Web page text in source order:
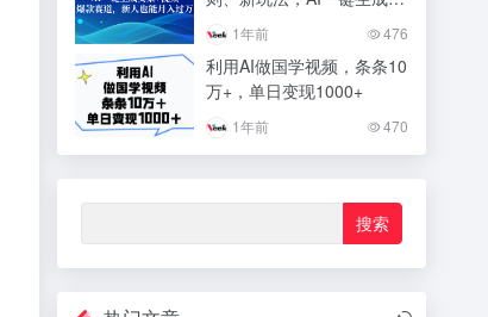
案+视频，爆款赛道，新人
也能月入过万
1年前 476
利用AI做国学视频，条条10
万+，单日变现1000+
1年前 470